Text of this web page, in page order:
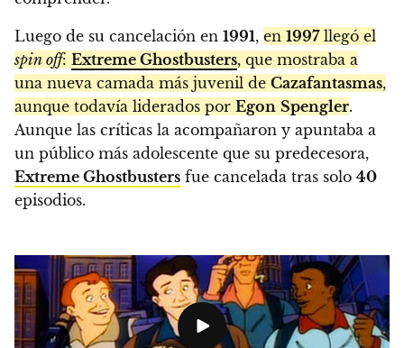
Luego de su cancelación en 1991, en 1997llegó el
spin off: Extreme Ghostbusters, que mostraba a
una nueva camada más juvenil de Cazafantasmas,
aunque todavía liderados por Egon Spengler.
Aunque las críticas la acompañaron y apuntaba a
un público más adolescente que su predecesora,
Extreme Ghostbusters fue cancelada tras solo 40
episodios.